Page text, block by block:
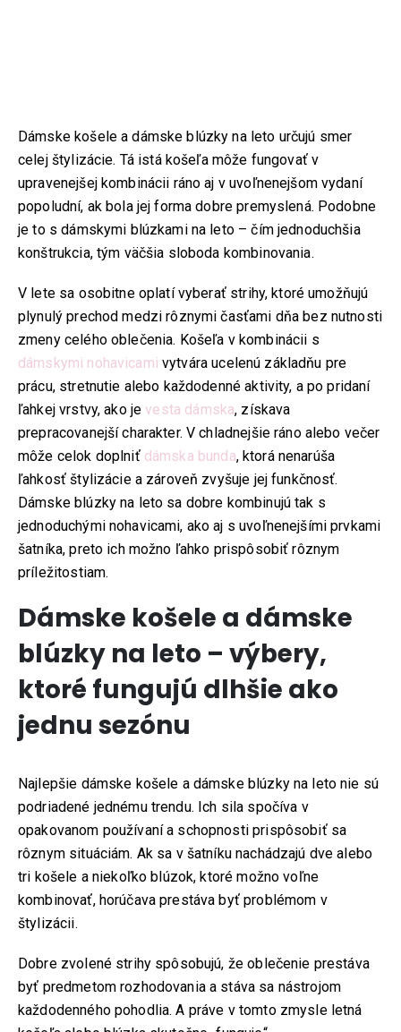
Dámske košele a dámske blúzky na leto určujú smer
celej štylizácie. Tá istá košeľa môže fungovať v
upravenejšej kombinácii ráno aj v uvoľnenejšom vydaní
popoludní, ak bola jej forma dobre premyslená. Podobne
je to s dámskymi blúzkami na leto – čím jednoduchšia
konštrukcia, tým väčšia sloboda kombinovania.
V lete sa osobitne oplatí vyberať strihy, ktoré umožňujú
plynulý prechod medzi rôznymi časťami dňa bez nutnosti
zmeny celého oblečenia. Košeľa v kombinácii s
dámskymi nohavicami vytvára ucelenú základňu pre
prácu, stretnutie alebo každodenné aktivity, a po pridaní
ľahkej vrstvy, ako jevesta dámska, získava
prepracovanejší charakter. V chladnejšie ráno alebo večer
môže celok doplniť dámska bunda, ktorá nenarúša
ľahkosť štylizácie a zároveň zvyšuje jej funkčnosť.
Dámske blúzky na leto sa dobre kombinujú tak s
jednoduchými nohavicami, ako aj s uvoľnenejšími prvkami
šatníka, preto ich možno ľahko prispôsobiť rôznym
príležitostiam.
Dámske košele a dámske
blúzky na leto – výbery,
ktoré fungujú dlhšie ako
jednu sezónu
Najlepšie dámske košele a dámske blúzky na leto nie sú
podriadené jednému trendu. Ich sila spočíva v
opakovanom používaní a schopnosti prispôsobiť sa
rôznym situáciám. Ak sa v šatníku nachádzajú dve alebo
tri košele a niekoľko blúzok, ktoré možno voľne
kombinovať, horúčava prestáva byť problémom v
štylizácii.
Dobre zvolené strihy spôsobujú, že oblečenie prestáva
byť predmetom rozhodovania a stáva sa nástrojom
každodenného pohodlia. A práve v tomto zmysle letná
ADRESA:
Jantárová 30, Košice
TELEFÓN: